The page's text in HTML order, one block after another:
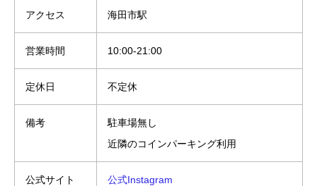
アクセス 海田市駅
営業時間 10:00-21:00
定休日 不定休
備考
駐車場無し
近隣のコインパーキング利用
公式サイト 公式Instagram